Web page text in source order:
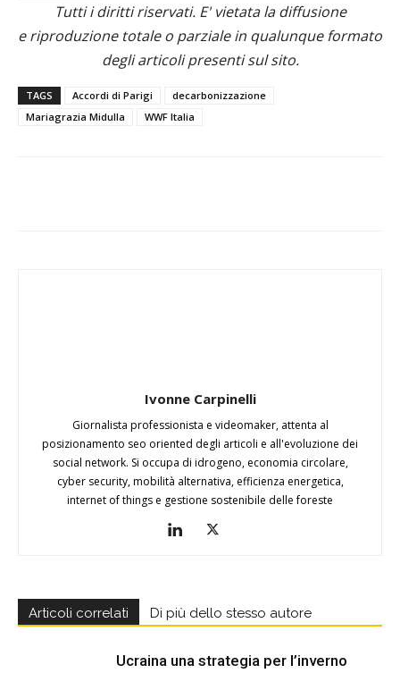
Tutti i diritti riservati. E' vietata la diffusione
e riproduzione totale o parziale in qualunque formato
degli articoli presenti sul sito.
TAGS Accordi di Parigi
decarbonizzazione
Mariagrazia Midulla
WWF Italia
Ivonne Carpinelli
Giornalista professionista e videomaker, attenta al
posizionamento seo oriented degli articoli e all'evoluzione dei
social network. Si occupa di idrogeno, economia circolare,
cyber security, mobilità alternativa, efficienza energetica,
internet of things e gestione sostenibile delle foreste
Articoli correlati Di più dello stesso autore
Ucraina una strategia per l’inverno